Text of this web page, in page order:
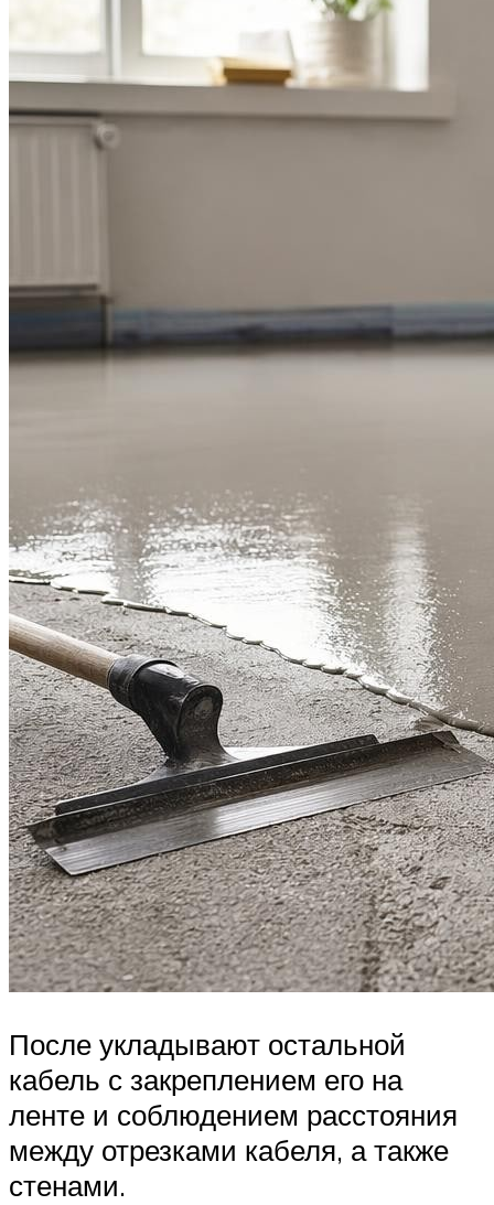
После укладывают остальной
кабель с закреплением его на
ленте и соблюдением расстояния
между отрезками кабеля, а также
стенами.